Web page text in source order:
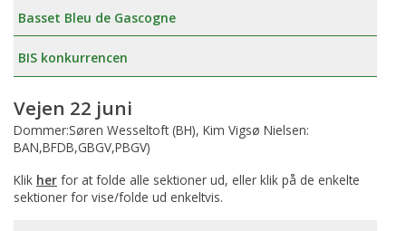
Basset Bleu de Gascogne
BIS konkurrencen
Vejen 22 juni
Dommer:Søren Wesseltoft (BH), Kim Vigsø Nielsen:
BAN,BFDB,GBGV,PBGV)
Klik her for at folde alle sektioner ud, eller klik på de enkelte
sektioner for vise/folde ud enkeltvis.